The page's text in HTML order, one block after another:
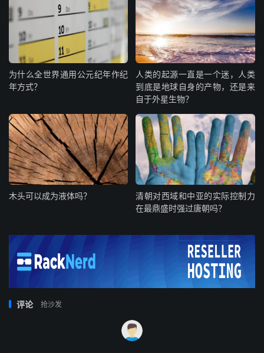
为什么全世界通用公元纪年作纪
年方式？
人类的起源一直是一个迷，人类
到底是地球自身的产物，还是来
自于外星生物？
木头可以成为液体吗？
清朝对西域和中亚的实际控制力
在最鼎盛时强过唐朝吗？
评论 抢沙发